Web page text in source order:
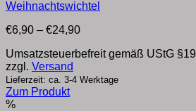
Weihnachtswichtel
€6,90 – €24,90Preisspanne:
bis
Umsatzsteuerbefreit gemäß UStG §19
zzgl. Versand
Lieferzeit: ca. 3-4 Werktage
Zum Produkt
Dieses
%